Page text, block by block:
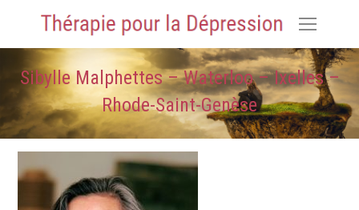
Sibylle Malphettes – Waterloo – Ixelles –
Rhode-Saint-Genèse